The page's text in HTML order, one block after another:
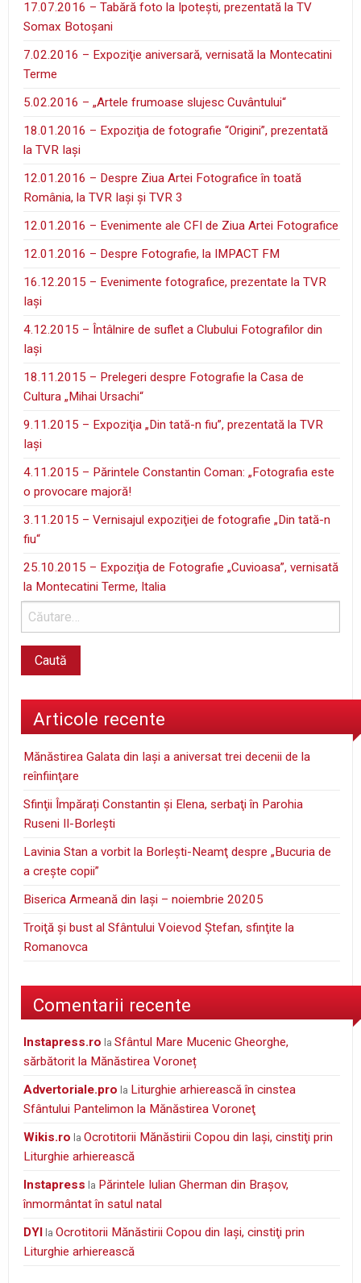
17.07.2016 – Tabără foto la Ipoteşti, prezentată la TV
Somax Botoşani
7.02.2016 – Expoziţie aniversară, vernisată la Montecatini
Terme
5.02.2016 – „Artele frumoase slujesc Cuvântului“
18.01.2016 – Expoziţia de fotografie “Origini”, prezentată
la TVR Iaşi
12.01.2016 – Despre Ziua Artei Fotografice în toată
România, la TVR Iaşi şi TVR 3
12.01.2016 – Evenimente ale CFI de Ziua Artei Fotografice
12.01.2016 – Despre Fotografie, la IMPACT FM
16.12.2015 – Evenimente fotografice, prezentate la TVR
Iaşi
4.12.2015 – Întâlnire de suflet a Clubului Fotografilor din
Iaşi
18.11.2015 – Prelegeri despre Fotografie la Casa de
Cultura „Mihai Ursachi“
9.11.2015 – Expoziţia „Din tată-n fiu”, prezentată la TVR
Iaşi
4.11.2015 – Părintele Constantin Coman: „Fotografia este
o provocare majoră!
3.11.2015 – Vernisajul expoziţiei de fotografie „Din tată-n
fiu“
25.10.2015 – Expoziţia de Fotografie „Cuvioasa”, vernisată
la Montecatini Terme, Italia
Articole recente
Mănăstirea Galata din Iaşi a aniversat trei decenii de la
reînfiinţare
Sfinţii Împărați Constantin și Elena, serbaţi în Parohia
Ruseni II-Borleşti
Lavinia Stan a vorbit la Borleşti-Neamţ despre „Bucuria de
a creşte copii”
Biserica Armeană din Iași – noiembrie 20205
Troiţă şi bust al Sfântului Voievod Ştefan, sfinţite la
Romanovca
Comentarii recente
instapress.ro laSfântul Mare Mucenic Gheorghe,
sărbătorit la Mănăstirea Voroneț
Advertoriale.pro la Liturghie arhierească în cinstea
Sfântului Pantelimon la Mănăstirea Voroneţ
wikis.ro laOcrotitorii Mănăstirii Copou din Iaşi, cinstiţi prin
Liturghie arhierească
Instapress la Părintele Iulian Gherman din Braşov,
înmormântat în satul natal
DYI laOcrotitorii Mănăstirii Copou din Iaşi, cinstiţi prin
Liturghie arhierească